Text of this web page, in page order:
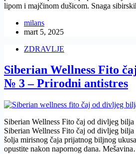
lipom i majčinom dušicom. Snaga
milans
mart 5, 2025
ZDRAVLJE
Siberian Wellness Fito
№ 3 – Prirodni antistres
Siberian Wellness Fito čaj od divljeg
Siberian Wellness Fito čaj od divljeg
šolja mirisnog čaja prijatnog biljnog
opustite nakon napornog dana.